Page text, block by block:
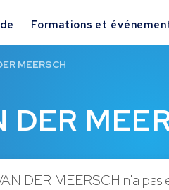
Formations et
MEERSCH
DER MEERSCH n'a